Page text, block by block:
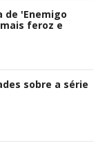
de 'Enemigo
feroz e
sobre a série